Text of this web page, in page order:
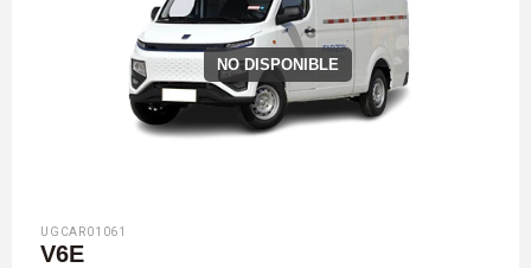
NO DISPONIBLE
UGCAR01061
V6E